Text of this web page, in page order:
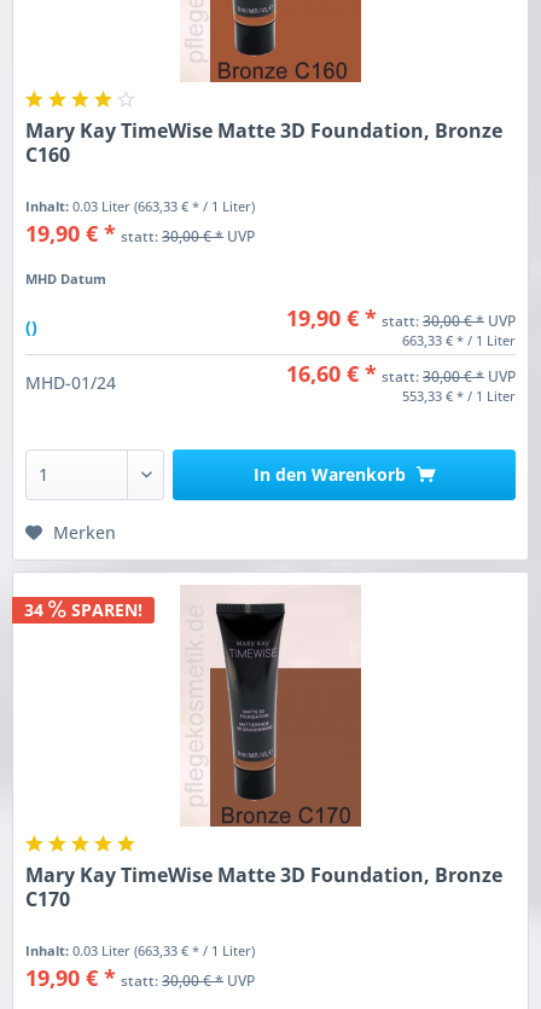
Mary Kay TimeWise Matte 3D Foundation, Bronze
C160
Inhalt:0.03 Liter(663,33 € * / 1 Liter)
19,90 € * statt:30,00 € *UVP
MHD Datum
() 19,90 € * statt:30,00 € * UVP
663,33 € * / 1 Liter
MHD-01/24 16,60 € * statt:30,00 € * UVP
553,33 € * / 1 Liter
In den Warenkorb
Merken
34 SPAREN!
Mary Kay TimeWise Matte 3D Foundation, Bronze
C170
Inhalt:0.03 Liter(663,33 € * / 1 Liter)
19,90 € * statt:30,00 € *UVP